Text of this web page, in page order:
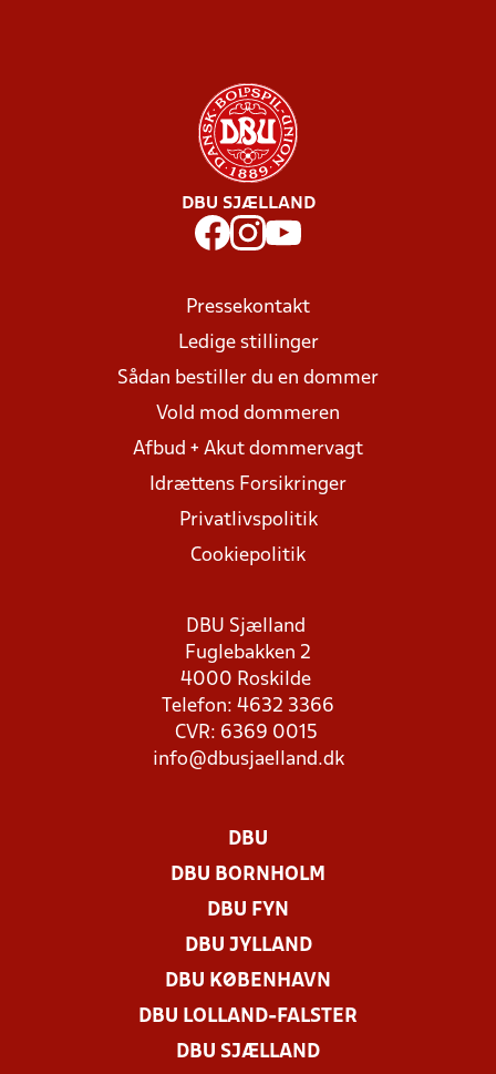
DBU SJÆLLAND
Pressekontakt
Ledige stillinger
Sådan bestiller du en dommer
Vold mod dommeren
Afbud + Akut dommervagt
Idrættens Forsikringer
Privatlivspolitik
Cookiepolitik
DBU Sjælland
Fuglebakken 2
4000 Roskilde
Telefon: 4632 3366
CVR: 6369 0015
info@dbusjaelland.dk
DBU
DBU BORNHOLM
DBU FYN
DBU JYLLAND
DBU KØBENHAVN
DBU LOLLAND-FALSTER
DBU SJÆLLAND